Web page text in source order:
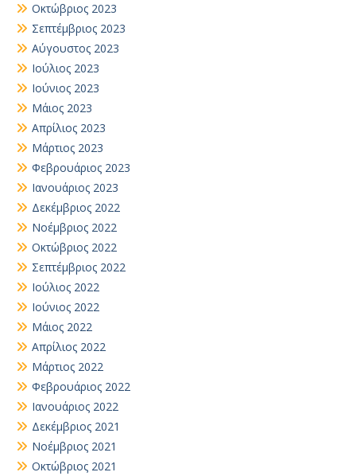
Οκτώβριος 2023
Σεπτέμβριος 2023
Αύγουστος 2023
Ιούλιος 2023
Ιούνιος 2023
Μάιος 2023
Απρίλιος 2023
Μάρτιος 2023
Φεβρουάριος 2023
Ιανουάριος 2023
Δεκέμβριος 2022
Νοέμβριος 2022
Οκτώβριος 2022
Σεπτέμβριος 2022
Ιούλιος 2022
Ιούνιος 2022
Μάιος 2022
Απρίλιος 2022
Μάρτιος 2022
Φεβρουάριος 2022
Ιανουάριος 2022
Δεκέμβριος 2021
Νοέμβριος 2021
Οκτώβριος 2021